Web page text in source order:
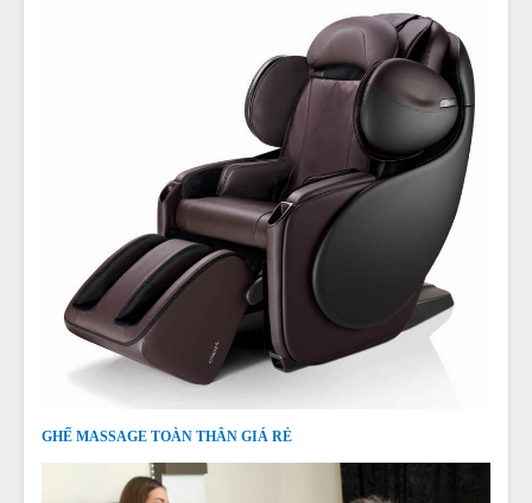
GHẾ MASSAGE TOÀN THÂN GIÁ RẺ